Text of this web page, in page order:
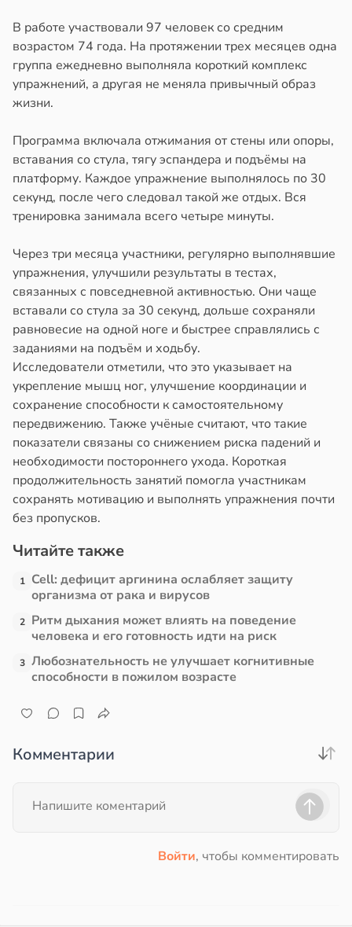
В работе участвовали 97 человек со средним
возрастом 74 года. На протяжении трех месяцев одна
группа ежедневно выполняла короткий комплекс
упражнений, а другая не меняла привычный образ
жизни.
Программа включала отжимания от стены или опоры,
вставания со стула, тягу эспандера и подъёмы на
платформу. Каждое упражнение выполнялось по 30
секунд, после чего следовал такой же отдых. Вся
тренировка занимала всего четыре минуты.
Через три месяца участники, регулярно выполнявшие
упражнения, улучшили результаты в тестах,
связанных с повседневной активностью. Они чаще
вставали со стула за 30 секунд, дольше сохраняли
равновесие на одной ноге и быстрее справлялись с
заданиями на подъём и ходьбу.
Исследователи отметили, что это указывает на
укрепление мышц ног, улучшение координации и
сохранение способности к самостоятельному
передвижению. Также учёные считают, что такие
показатели связаны со снижением риска падений и
необходимости постороннего ухода. Короткая
продолжительность занятий помогла участникам
сохранять мотивацию и выполнять упражнения почти
без пропусков.
Читайте также
1 Cell: дефицит аргинина ослабляет защиту
организма от рака и вирусов
2 Ритм дыхания может влиять на поведение
человека и его готовность идти на риск
3 Любознательность не улучшает когнитивные
способности в пожилом возрасте
Комментарии
Войти, чтобы комментировать